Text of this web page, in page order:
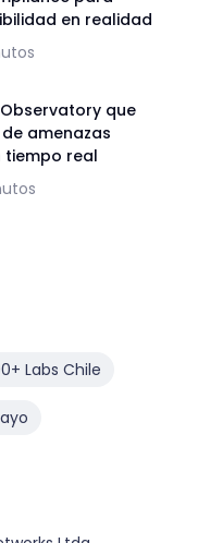
en realidad
que
amenazas
tiempo real
Labs Chile